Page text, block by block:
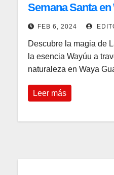
Semana Santa
FEB 6, 2024
Descubre la magia de
la esencia Wayúu a
naturaleza en Waya
Leer más